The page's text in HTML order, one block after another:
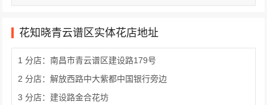
花知晓青云谱区实体花店地址
1 分店：南昌市青云谱区建设路179号
2 分店：解放西路中大紫都中国银行旁边
3 分店：建设路金合花坊